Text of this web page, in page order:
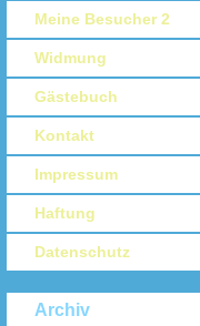
Meine Besucher 2
Widmung
Gästebuch
Kontakt
Impressum
Haftung
Datenschutz
Archiv